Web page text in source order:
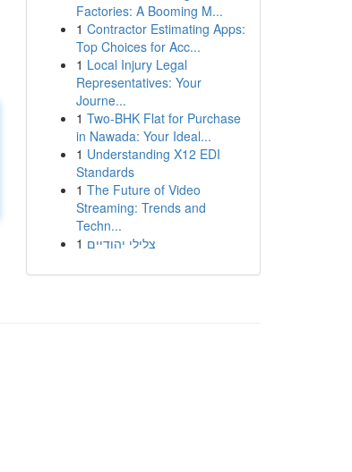
Factories: A Booming M...
1 Contractor Estimating Apps:
Top Choices for Acc...
1 Local Injury Legal
Representatives: Your
Journe...
1 Two-BHK Flat for Purchase
in Nawada: Your Ideal...
1 Understanding X12 EDI
Standards
1 The Future of Video
Streaming: Trends and
Techn...
1 צלילי יהודיים